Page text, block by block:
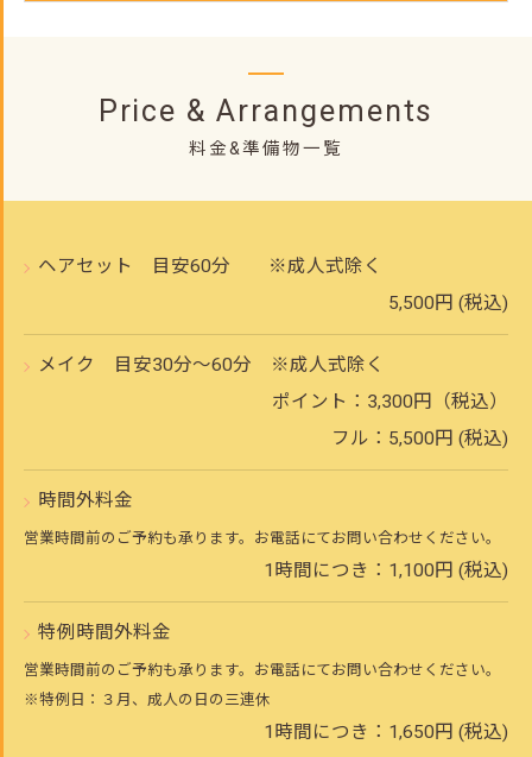
Price & Arrangements
料金&準備物一覧
ヘアセット 目安60分 ※成人式除く
5,500円 (税込)
メイク 目安30分～60分 ※成人式除く
ポイント：3,300円（税込）
フル：5,500円 (税込)
時間外料金
営業時間前のご予約も承ります。お電話にてお問い合わせください。
1時間につき：1,100円 (税込)
特例時間外料金
営業時間前のご予約も承ります。お電話にてお問い合わせください。
※特例日：３月、成人の日の三連休
1時間につき：1,650円 (税込)